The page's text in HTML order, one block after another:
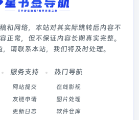
和网络，本站对其实际跳转后内容不
正常，但不保证内容长期真实完整。
请联系本站，我们将及时处理。
服务支持
网站提交
友链申请
更新日志
热门导航
在线影视
图片处理
软件仓库